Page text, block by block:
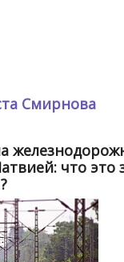
Смирнова
что это